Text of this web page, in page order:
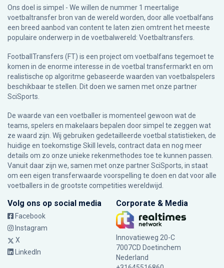
Ons doel is simpel - We willen de nummer 1 meertalige
voetbaltransfer bron van de wereld worden, door alle voetbalfans
een breed aanbod van content te laten zien omtrent het meeste
populaire onderwerp in de voetbalwereld: Voetbaltransfers.
FootballTransfers (FT) is een project om voetbalfans tegemoet te
komen in de enorme interesse in de voetbal transfermarkt en om
realistische op algoritme gebaseerde waarden van voetbalspelers
beschikbaar te stellen. Dit doen we samen met onze partner
SciSports
De waarde van een voetballer is momenteel gewoon wat de
teams, spelers en makelaars bepalen door simpel te zeggen wat
ze waard zijn. Wij gebruiken gedetailleerde voetbal statistieken, de
huidige en toekomstige Skill levels, contract data en nog meer
details om zo onze unieke rekenmethodes toe te kunnen passen.
Vanuit daar zijn we, samen met onze partner SciSports, in staat
om een eigen transferwaarde voorspelling te doen en dat voor alle
voetballers in de grootste competities wereldwijd.
Volg ons op social media
Facebook
Instagram
X
LinkedIn
Corporate & Media
Innovatieweg 20-C
7007CD Doetinchem
Nederland